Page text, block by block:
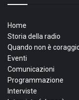
Home
Storia della radio
Quando non è
Eventi
Comunicazioni
Programmazione
Interviste